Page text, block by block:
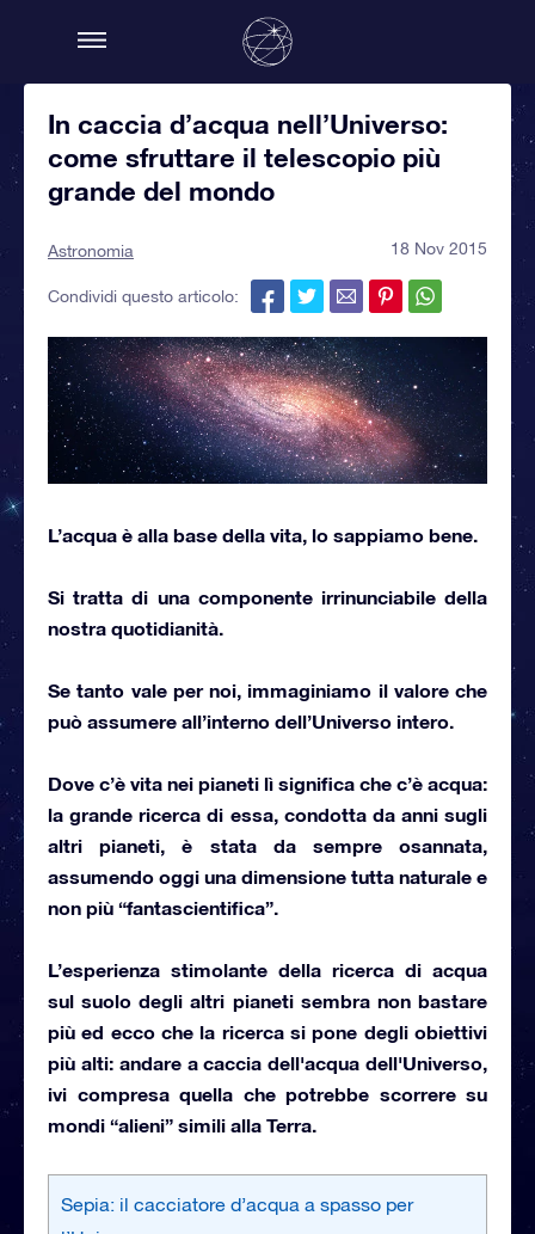
In caccia d’acqua nell’Universo:
come sfruttare il telescopio più
grande del mondo
Astronomia 18 Nov 2015
Condividi questo articolo:
L’acqua è alla base della vita, lo sappiamo bene.
Si tratta di una componente irrinunciabile della
nostra quotidianità.
Se tanto vale per noi, immaginiamo il valore che
può assumere all’interno dell’Universo intero.
Dove c’è vita nei pianeti lì significa che c’è acqua:
la grande ricerca di essa, condotta da anni sugli
altri pianeti, è stata da sempre osannata,
assumendo oggi una dimensione tutta naturale e
non più “fantascientifica”.
L’esperienza stimolante della ricerca di acqua
sul suolo degli altri pianeti sembra non bastare
più ed ecco che la ricerca si pone degli obiettivi
più alti: andare a caccia dell'acqua dell'Universo,
ivi compresa quella che potrebbe scorrere su
mondi “alieni” simili alla Terra.
Sepia: il cacciatore d’acqua a spasso per